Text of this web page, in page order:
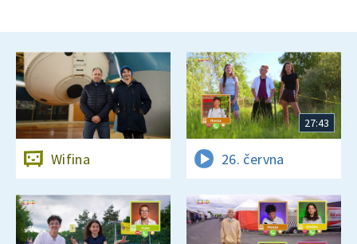
Wifina
27:43
26. června